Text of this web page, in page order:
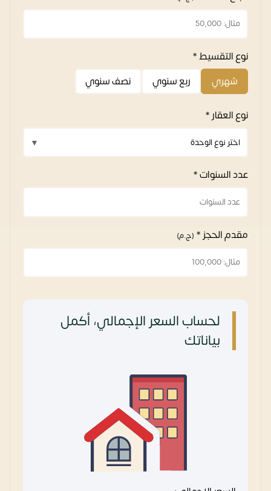
نوع التقسيط *
شهري
ربع سنوي نصف سنوي
نوع العقار *
عدد السنوات *
مقدم الحجز * (ج.م)
لحساب السعر الإجمالي، أكمل
بياناتك